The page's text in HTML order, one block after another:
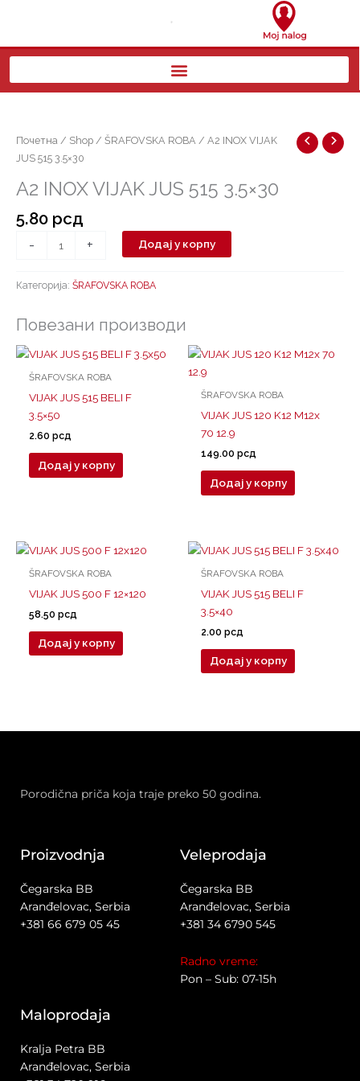
Почетна / Shop / ŠRAFOVSKA ROBA / A2 INOX VIJAK
JUS 515 3.5×30
A2 INOX VIJAK JUS 515 3.5×30
5.80 рсд
-
VIJAK
JUS
3.5x30
+ Додај у корпу
Категорија: ŠRAFOVSKA ROBA
Повезани производи
ŠRAFOVSKA ROBA
VIJAK JUS 515 BELI F
3.5×50
2.60рсд
Додај у корпу
ŠRAFOVSKA ROBA
VIJAK JUS 120 K12 M12x
70 12.9
149.00рсд
Додај у корпу
ŠRAFOVSKA ROBA
VIJAK JUS 500 F 12×120
58.50рсд
Додај у корпу
ŠRAFOVSKA ROBA
VIJAK JUS 515 BELI F
3.5×40
2.00рсд
Додај у корпу
Porodična priča koja traje preko 50 godina.
Proizvodnja
Čegarska BB
Aranđelovac, Serbia
+381 66 679 05 45
Veleprodaja
Čegarska BB
Aranđelovac, Serbia
+381 34 6790 545
Radno vreme:
Pon – Sub: 07-15h
Maloprodaja
Kralja Petra BB
Aranđelovac, Serbia